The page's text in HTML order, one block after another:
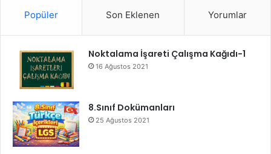
Popüler Son Eklenen Yorumlar
Noktalama İşareti Çalışma Kağıdı-1
16 Ağustos 2021
8.Sınıf Dokümanları
25 Ağustos 2021